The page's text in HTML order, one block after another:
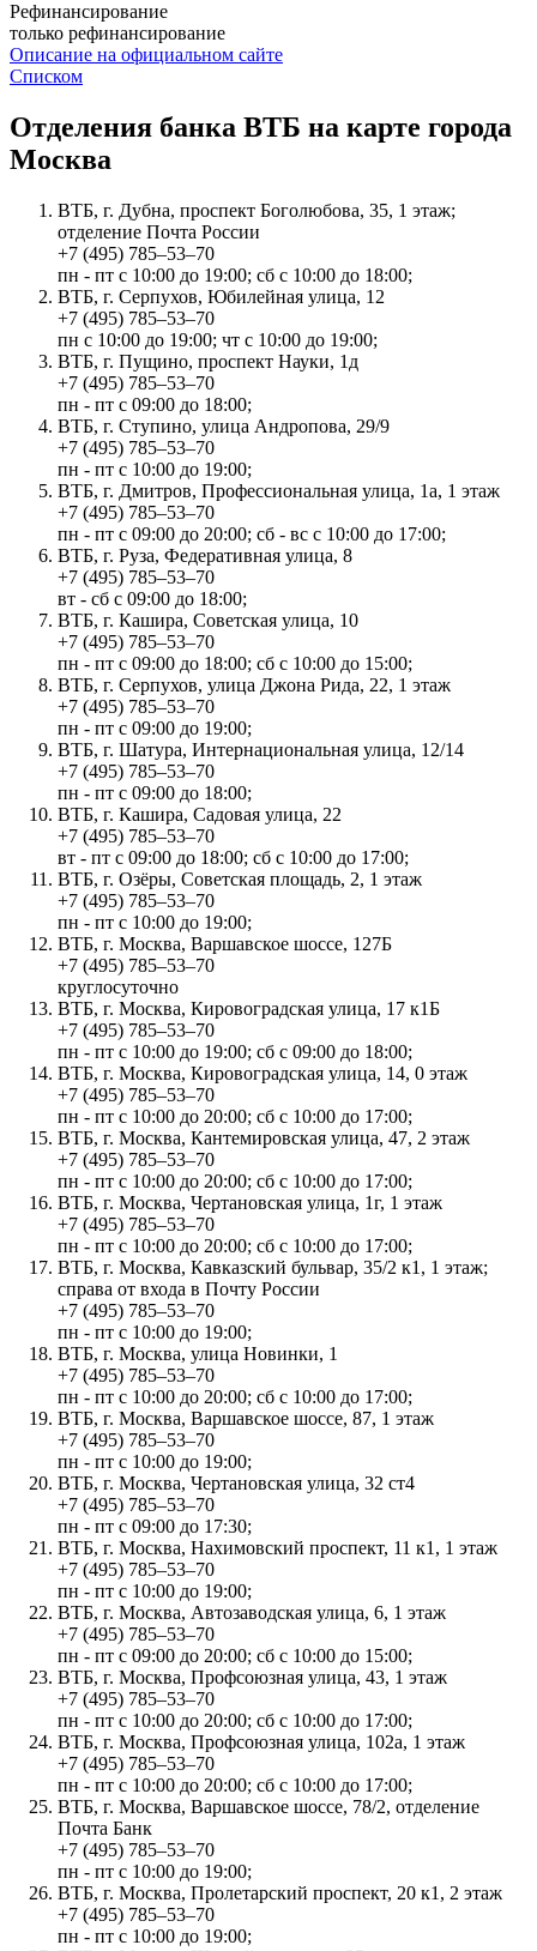
Рефинансирование
только рефинансирование
Описание на официальном сайте
Списком
Отделения банка ВТБ на карте города
Москва
ВТБ, г. Дубна, проспект Боголюбова, 35, 1 этаж;
отделение Почта России
+7 (495) 785‒53‒70
пн - пт с 10:00 до 19:00; сб с 10:00 до 18:00;
ВТБ, г. Серпухов, Юбилейная улица, 12
+7 (495) 785‒53‒70
пн с 10:00 до 19:00; чт с 10:00 до 19:00;
ВТБ, г. Пущино, проспект Науки, 1д
+7 (495) 785‒53‒70
пн - пт с 09:00 до 18:00;
ВТБ, г. Ступино, улица Андропова, 29/9
+7 (495) 785‒53‒70
пн - пт с 10:00 до 19:00;
ВТБ, г. Дмитров, Профессиональная улица, 1а, 1 этаж
+7 (495) 785‒53‒70
пн - пт с 09:00 до 20:00; сб - вс с 10:00 до 17:00;
ВТБ, г. Руза, Федеративная улица, 8
+7 (495) 785‒53‒70
вт - сб с 09:00 до 18:00;
ВТБ, г. Кашира, Советская улица, 10
+7 (495) 785‒53‒70
пн - пт с 09:00 до 18:00; сб с 10:00 до 15:00;
ВТБ, г. Серпухов, улица Джона Рида, 22, 1 этаж
+7 (495) 785‒53‒70
пн - пт с 09:00 до 19:00;
ВТБ, г. Шатура, Интернациональная улица, 12/14
+7 (495) 785‒53‒70
пн - пт с 09:00 до 18:00;
ВТБ, г. Кашира, Садовая улица, 22
+7 (495) 785‒53‒70
вт - пт с 09:00 до 18:00; сб с 10:00 до 17:00;
ВТБ, г. Озёры, Советская площадь, 2, 1 этаж
+7 (495) 785‒53‒70
пн - пт с 10:00 до 19:00;
ВТБ, г. Москва, Варшавское шоссе, 127Б
+7 (495) 785‒53‒70
круглосуточно
ВТБ, г. Москва, Кировоградская улица, 17 к1Б
+7 (495) 785‒53‒70
пн - пт с 10:00 до 19:00; сб с 09:00 до 18:00;
ВТБ, г. Москва, Кировоградская улица, 14, 0 этаж
+7 (495) 785‒53‒70
пн - пт с 10:00 до 20:00; сб с 10:00 до 17:00;
ВТБ, г. Москва, Кантемировская улица, 47, 2 этаж
+7 (495) 785‒53‒70
пн - пт с 10:00 до 20:00; сб с 10:00 до 17:00;
ВТБ, г. Москва, Чертановская улица, 1г, 1 этаж
+7 (495) 785‒53‒70
пн - пт с 10:00 до 20:00; сб с 10:00 до 17:00;
ВТБ, г. Москва, Кавказский бульвар, 35/2 к1, 1 этаж;
справа от входа в Почту России
+7 (495) 785‒53‒70
пн - пт с 10:00 до 19:00;
ВТБ, г. Москва, улица Новинки, 1
+7 (495) 785‒53‒70
пн - пт с 10:00 до 20:00; сб с 10:00 до 17:00;
ВТБ, г. Москва, Варшавское шоссе, 87, 1 этаж
+7 (495) 785‒53‒70
пн - пт с 10:00 до 19:00;
ВТБ, г. Москва, Чертановская улица, 32 ст4
+7 (495) 785‒53‒70
пн - пт с 09:00 до 17:30;
ВТБ, г. Москва, Нахимовский проспект, 11 к1, 1 этаж
+7 (495) 785‒53‒70
пн - пт с 10:00 до 19:00;
ВТБ, г. Москва, Автозаводская улица, 6, 1 этаж
+7 (495) 785‒53‒70
пн - пт с 09:00 до 20:00; сб с 10:00 до 15:00;
ВТБ, г. Москва, Профсоюзная улица, 43, 1 этаж
+7 (495) 785‒53‒70
пн - пт с 10:00 до 20:00; сб с 10:00 до 17:00;
ВТБ, г. Москва, Профсоюзная улица, 102а, 1 этаж
+7 (495) 785‒53‒70
пн - пт с 10:00 до 20:00; сб с 10:00 до 17:00;
ВТБ, г. Москва, Варшавское шоссе, 78/2, отделение
Почта Банк
+7 (495) 785‒53‒70
пн - пт с 10:00 до 19:00;
ВТБ, г. Москва, Пролетарский проспект, 20 к1, 2 этаж
+7 (495) 785‒53‒70
пн - пт с 10:00 до 19:00;